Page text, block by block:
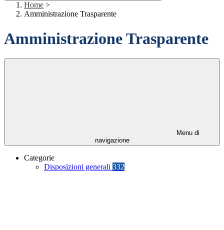
Home >
Amministrazione Trasparente
Amministrazione Trasparente
Menu di
navigazione
Categorie
Disposizioni generali 332